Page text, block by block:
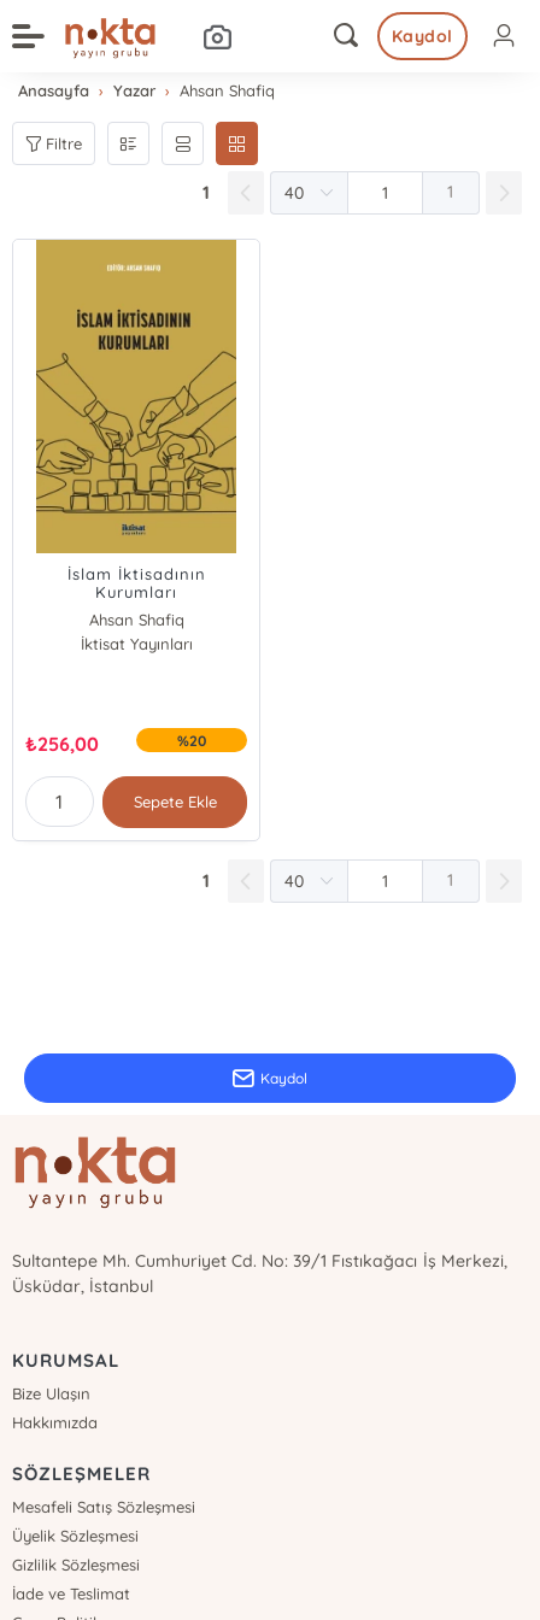
Kaydol
Anasayfa Yazar Ahsan Shafiq
Filtre
1 1
İslam İktisadının
Kurumları
Ahsan Shafiq
İktisat Yayınları
₺256,00 %20
Sepete Ekle
1 1
Kaydol
Sultantepe Mh. Cumhuriyet Cd. No: 39/1 Fıstıkağacı İş Merkezi,
Üsküdar, İstanbul
KURUMSAL
Bize Ulaşın
Hakkımızda
SÖZLEŞMELER
Mesafeli Satış Sözleşmesi
Üyelik Sözleşmesi
Gizlilik Sözleşmesi
İade ve Teslimat